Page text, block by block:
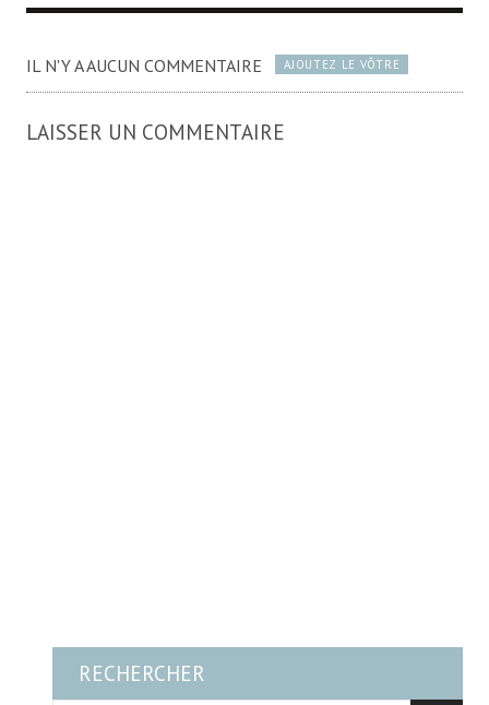
IL N'Y A AUCUN COMMENTAIRE AJOUTEZ LE VÔTRE
LAISSER UN COMMENTAIRE
RECHERCHER